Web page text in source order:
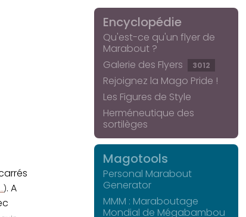
). A
Encyclopédie
Qu'est-ce qu'un flyer de
Marabout ?
Galerie des Flyers
3012
Rejoignez la Mago Pride !
Les Figures de Style
Herméneutique des
sortilèges
Magotools
Personal Marabout
Generator
MMM : Maraboutage
Mondial de Mégabambou